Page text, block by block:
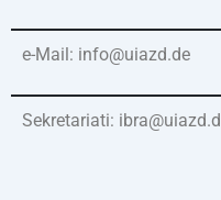
e-Mail: info@uiazd.de
Sekretariati: